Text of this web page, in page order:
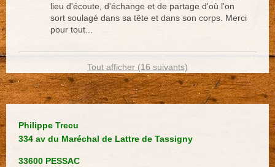
lieu d'écoute, d'échange et de partage d'où l'on
sort soulagé dans sa tête et dans son corps. Merci
pour tout...
Tout afficher (16 suivants)
Philippe Trecu
334 av du Maréchal de Lattre de Tassigny
33600 PESSAC